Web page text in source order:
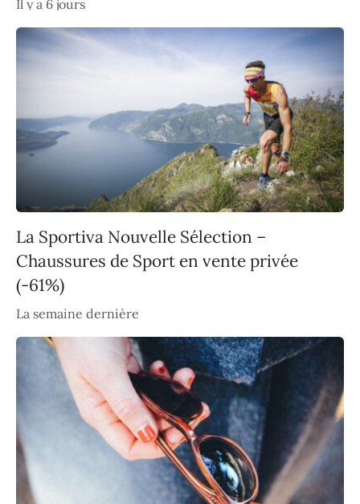
Il y a 6 jours
La Sportiva Nouvelle Sélection –
Chaussures de Sport en vente privée
(-61%)
La semaine dernière